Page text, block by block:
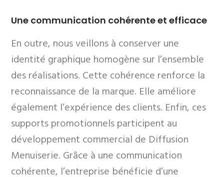
Une communication cohérente et efficace
En outre, nous veillons à conserver une
identité graphique homogène sur l’ensemble
des réalisations. Cette cohérence renforce la
reconnaissance de la marque. Elle améliore
également l’expérience des clients. Enfin, ces
supports promotionnels participent au
développement commercial de Diffusion
Menuiserie. Grâce à une communication
cohérente, l’entreprise bénéficie d’une